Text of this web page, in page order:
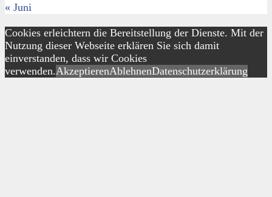
« Juni
Cookies erleichtern die Bereitstellung der Dienste. Mit der
Nutzung dieser Webseite erklären Sie sich damit
einverstanden, dass wir Cookies
verwenden.AkzeptierenAblehnenDatenschutzerklärung